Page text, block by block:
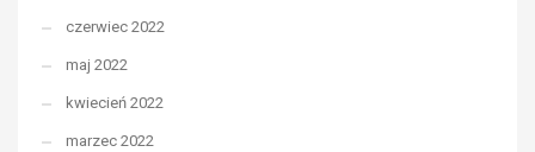
czerwiec 2022
maj 2022
kwiecień 2022
marzec 2022